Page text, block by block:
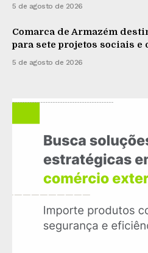
5 de agosto de 2026
Comarca de Armazém
para sete projetos sociais e
5 de agosto de 2026